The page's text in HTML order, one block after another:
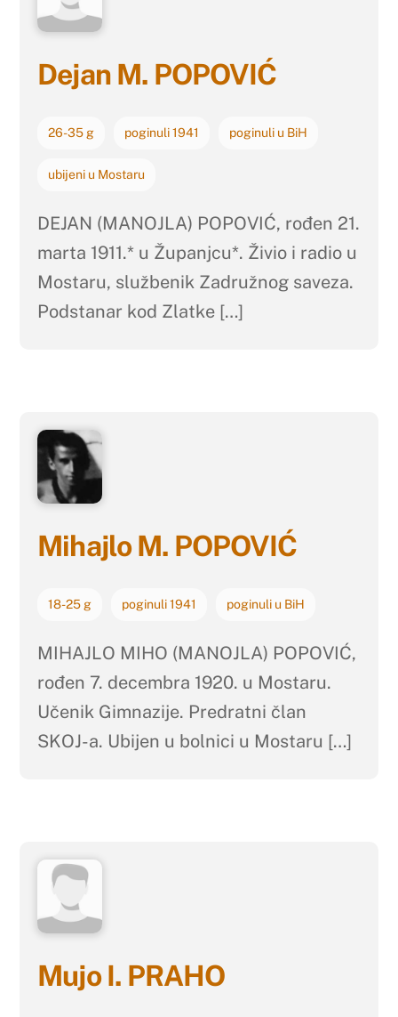
Dejan M. POPOVIĆ
26-35 g poginuli 1941 poginuli u BiH
ubijeni u Mostaru
DEJAN (MANOJLA) POPOVIĆ, rođen 21.
marta 1911.* u Županjcu*. Živio i radio u
Mostaru, službenik Zadružnog saveza.
Podstanar kod Zlatke […]
Mihajlo M. POPOVIĆ
18-25 g poginuli 1941 poginuli u BiH
MIHAJLO MIHO (MANOJLA) POPOVIĆ,
rođen 7. decembra 1920. u Mostaru.
Učenik Gimnazije. Predratni član
SKOJ-a. Ubijen u bolnici u Mostaru […]
Mujo I. PRAHO